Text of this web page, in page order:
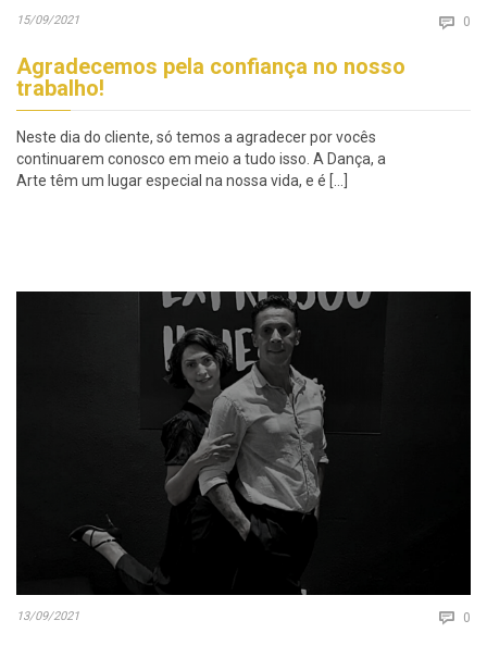
15/09/2021  0
Agradecemos pela confiança no nosso
trabalho!
Neste dia do cliente, só temos a agradecer por vocês
continuarem conosco em meio a tudo isso. A Dança, a
Arte têm um lugar especial na nossa vida, e é […]
13/09/2021  0